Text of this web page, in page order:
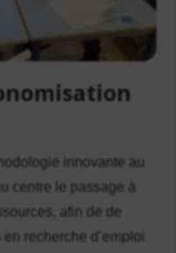
innovante au
centre le passage à
afin de de
recherche d’emploi